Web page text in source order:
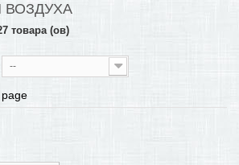
товара (ов)
--